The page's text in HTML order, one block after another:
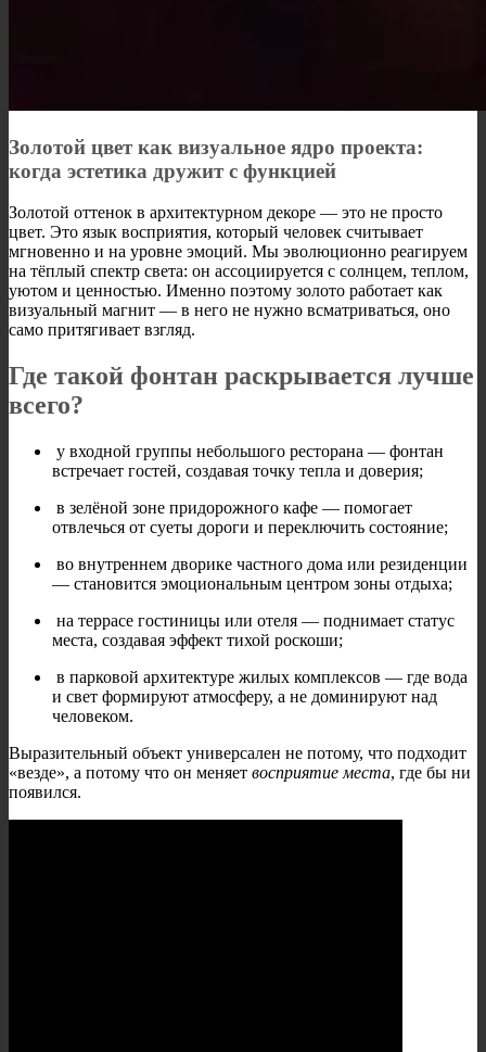
Золотой цвет как визуальное ядро проекта:
когда эстетика дружит с функцией
Золотой оттенок в архитектурном декоре — это не просто
цвет. Это язык восприятия, который человек считывает
мгновенно и на уровне эмоций. Мы эволюционно реагируем
на тёплый спектр света: он ассоциируется с солнцем, теплом,
уютом и ценностью. Именно поэтому золото работает как
визуальный магнит — в него не нужно всматриваться, оно
само притягивает взгляд.
Где такой фонтан раскрывается лучше
всего?
у входной группы небольшого ресторана — фонтан
встречает гостей, создавая точку тепла и доверия;
в зелёной зоне придорожного кафе — помогает
отвлечься от суеты дороги и переключить состояние;
во внутреннем дворике частного дома или резиденции
— становится эмоциональным центром зоны отдыха;
на террасе гостиницы или отеля — поднимает статус
места, создавая эффект тихой роскоши;
в парковой архитектуре жилых комплексов — где вода
и свет формируют атмосферу, а не доминируют над
человеком.
Выразительный объект универсален не потому, что подходит
«везде», а потому что он меняет восприятие места, где бы ни
появился.